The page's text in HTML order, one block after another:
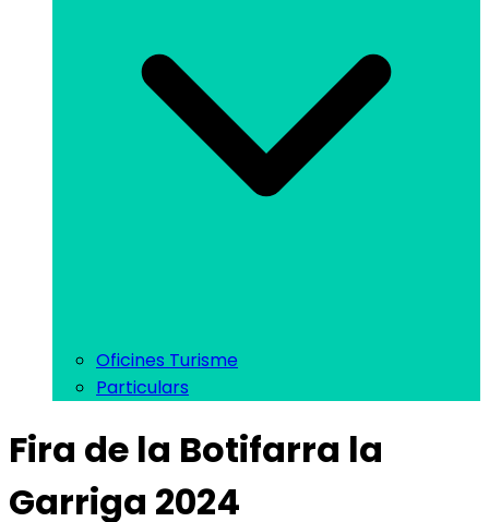
Oficines Turisme
Particulars
Fira de la Botifarra la
Garriga 2024